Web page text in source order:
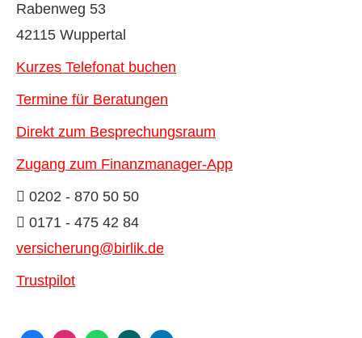
Rabenweg 53
42115 Wuppertal
Kurzes Telefonat buchen
Termine für Beratungen
Direkt zum Besprechungsraum
Zugang zum Finanzmanager-App
0202 - 870 50 50
0171 - 475 42 84
versicherung@birlik.de
Trustpilot